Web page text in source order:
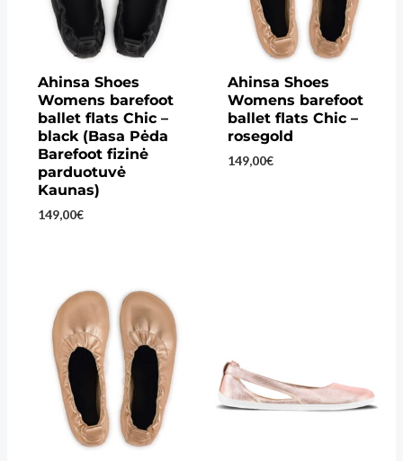
Ahinsa Shoes
Womens barefoot
ballet flats Chic –
black (Basa Pėda
Barefoot fizinė
parduotuvė
Kaunas)
149,00€
Ahinsa Shoes
Womens barefoot
ballet flats Chic –
rosegold
149,00€